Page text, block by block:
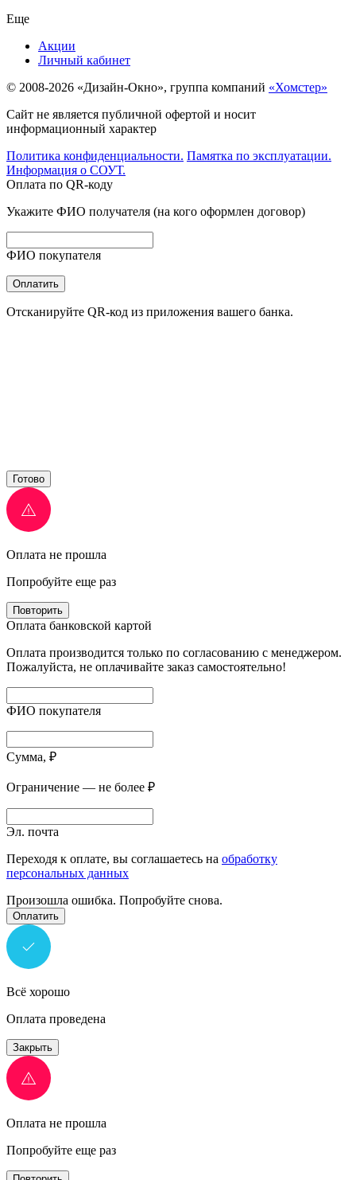
Еще
Акции
Личный кабинет
© 2008-2026 «Дизайн-Окно», группа компаний «Хомстер»
Сайт не является публичной офертой и носит
информационный характер
Политика конфиденциальности. Памятка по эксплуатации.
Информация о СОУТ.
Оплата по QR-коду
Укажите ФИО получателя (на кого оформлен договор)
ФИО покупателя
Оплатить
Отсканируйте QR-код из приложения вашего банка.
Готово
Оплата не прошла
Попробуйте еще раз
Повторить
Оплата банковской картой
Оплата производится только по согласованию с менеджером.
Пожалуйста, не оплачивайте заказ самостоятельно!
ФИО покупателя
Сумма, ₽
Ограничение — не более ₽
Эл. почта
Переходя к оплате, вы соглашаетесь на обработку
персональных данных
Произошла ошибка. Попробуйте снова.
Оплатить
Всё хорошо
Оплата проведена
Закрыть
Оплата не прошла
Попробуйте еще раз